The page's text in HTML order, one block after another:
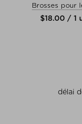
Brosses pour
$‌18.00 / 1
délai